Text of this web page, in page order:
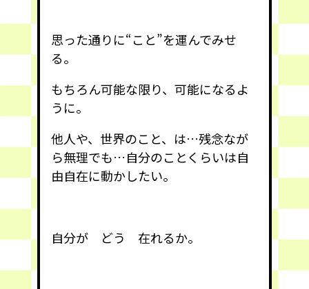
思った通りに“こと”を運んでみせ
る。
もちろん可能な限り、可能になるよ
うに。
他人や、世界のこと、は…残念なが
ら無理でも…自分のことくらいは自
由自在に動かしたい。
自分が どう 在れるか。